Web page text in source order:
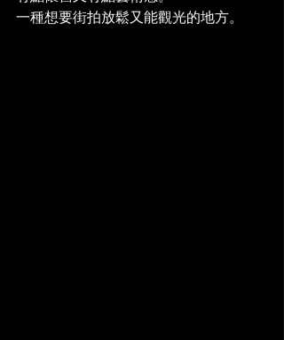
一種想要街拍放鬆又能觀光的地方。